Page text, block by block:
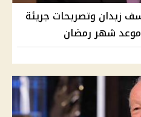
زيدان وتصريحات جريئة
شهر رمضان